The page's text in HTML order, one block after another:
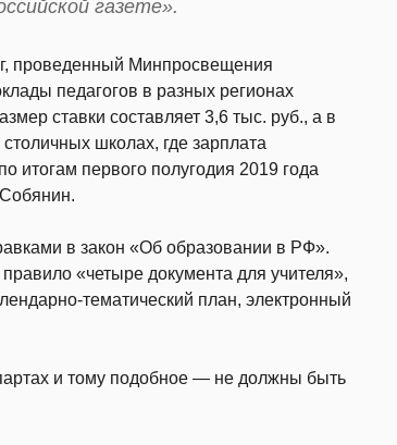
газете».
проведенный Минпросвещения
педагогов в разных регионах
ставки составляет 3,6 тыс. руб., а в
школах, где зарплата
итогам первого полугодия 2019 года
в закон «Об образовании в РФ».
«четыре документа для учителя»,
тематический план, электронный
и тому подобное — не должны быть